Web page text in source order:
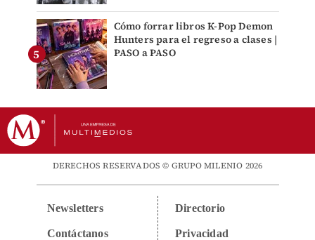
Cómo forrar libros K-Pop Demon
Hunters para el regreso a clases |
PASO a PASO
DERECHOS RESERVADOS © GRUPO MILENIO 2026
Newsletters
Contáctanos
Directorio
Privacidad